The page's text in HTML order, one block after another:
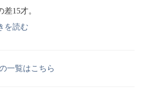
差15才。
を読む
一覧はこちら